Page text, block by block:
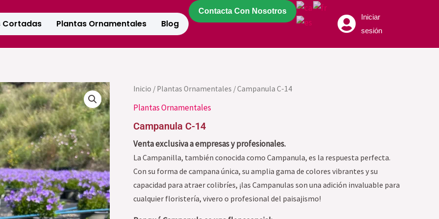
Cortadas Plantas Ornamentales Blog
Contacta Con Nosotros
Iniciar
sesión
Inicio / Plantas Ornamentales / Campanula C-14
Plantas Ornamentales
Campanula C-14
Venta exclusiva a empresas y profesionales.
La Campanilla, también conocida como Campanula, es la respuesta perfecta.
Con su forma de campana única, su amplia gama de colores vibrantes y su
capacidad para atraer colibríes, ¡las Campanulas son una adición invaluable para
cualquier floristería, vivero o profesional del paisajismo!